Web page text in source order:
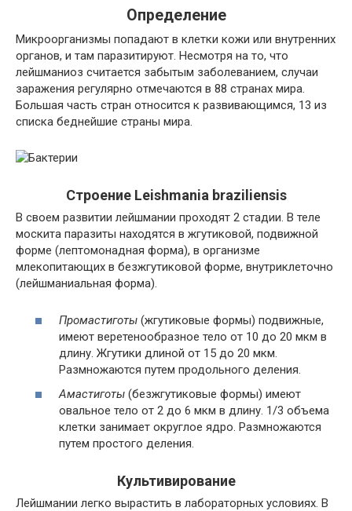
Определение
Микроорганизмы попадают в клетки кожи или внутренних
органов, и там паразитируют. Несмотря на то, что
лейшманиоз считается забытым заболеванием, случаи
заражения регулярно отмечаются в 88 странах мира.
Большая часть стран относится к развивающимся, 13 из
списка беднейшие страны мира.
Строение Leishmania braziliensis
В своем развитии лейшмании проходят 2 стадии. В теле
москита паразиты находятся в жгутиковой, подвижной
форме (лептомонадная форма), в организме
млекопитающих в безжгутиковой форме, внутриклеточно
(лейшманиальная форма).
Промастиготы (жгутиковые формы) подвижные,
имеют веретенообразное тело от 10 до 20 мкм в
длину. Жгутики длиной от 15 до 20 мкм.
Размножаются путем продольного деления.
Амастиготы (безжгутиковые формы) имеют
овальное тело от 2 до 6 мкм в длину. 1/3 объема
клетки занимает округлое ядро. Размножаются
путем простого деления.
Культивирование
Лейшмании легко вырастить в лабораторных условиях. В